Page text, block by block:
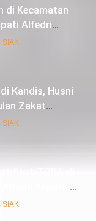
di Kecamatan
Alfedri
SIAK
Kandis, Husni
Zakat
SIAK
Kiri
SIAK